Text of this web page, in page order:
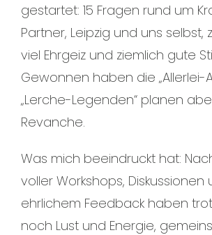
gestartet: 15 Fragen rund um
Partner, Leipzig und uns selbst,
viel Ehrgeiz und ziemlich gute
Gewonnen haben die „Allerlei-
„Lerche-Legenden“ planen
Revanche.
Was mich beeindruckt hat:
voller Workshops, Diskussionen
ehrlichem Feedback haben
noch Lust und Energie,